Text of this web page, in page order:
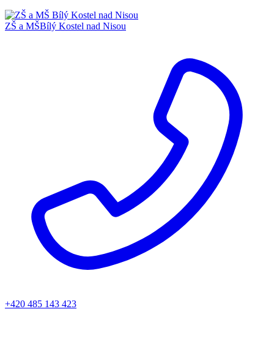
ZŠ a MŠBílý Kostel nad Nisou
+420 485 143 423